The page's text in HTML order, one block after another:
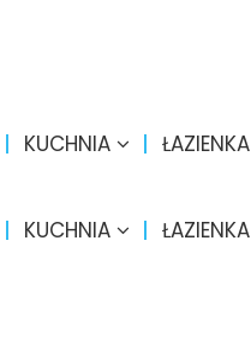
KUCHNIA ŁAZIENKA
KUCHNIA ŁAZIENKA